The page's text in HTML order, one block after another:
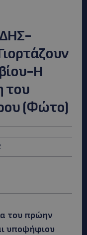
Η
του
(Φώτο)
του πρώην
υποψήφιου